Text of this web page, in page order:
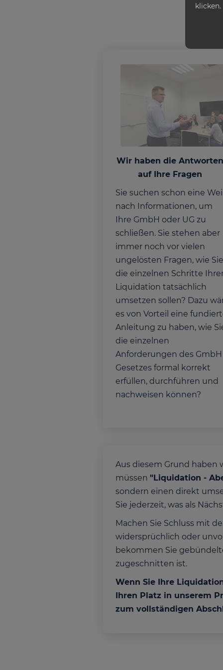
Wir haben die Antworten
auf Ihre Fragen
Sie suchen schon eine
nach Informationen, um
Ihre GmbH oder UG zu
schließen. Sie stehen aber
immer noch vor vielen
ungelösten Fragen, wie Sie
die einzelnen Schritte
Liquidation tatsächlich
umsetzen sollen? Dazu
es von Vorteil eine
Anleitung zu haben, wie
die einzelnen
Anforderungen des GmbH
Gesetzes formal korrekt
erfüllen, durchführen und
nachweisen können?
Aus diesem Grund haben
müssen "Liquidation -
sondern einen direkt
Sie jederzeit, was als
Machen Sie Schluss mit
widersprüchlich oder
bekommen Sie
zugeschnitten ist.
Wenn Sie Ihre
Ihren Platz in unserem
zum vollständigen
klicken.